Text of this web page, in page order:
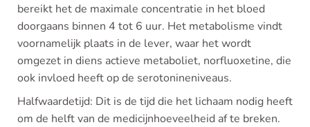
bereikt het de maximale concentratie in het bloed
doorgaans binnen 4 tot 6 uur. Het metabolisme vindt
voornamelijk plaats in de lever, waar het wordt
omgezet in diens actieve metaboliet, norfluoxetine, die
ook invloed heeft op de serotonineniveaus.
Halfwaardetijd: Dit is de tijd die het lichaam nodig heeft
om de helft van de medicijnhoeveelheid af te breken.